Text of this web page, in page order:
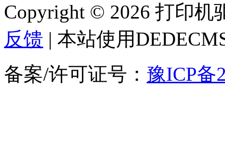
Copyright © 2026 打印
反馈 | 本站使用
备案/许可证号： 豫ICP备